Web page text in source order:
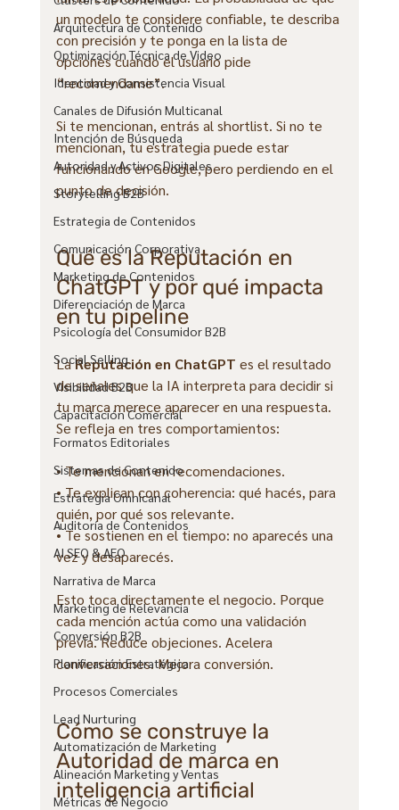
Arquitectura de Contenido
Optimización Técnica de Video
Identidad y Consistencia Visual
Canales de Difusión Multicanal
Intención de Búsqueda
Autoridad y Activos Digitales
Storytelling B2B
Estrategia de Contenidos
Comunicación Corporativa
Marketing de Contenidos
Diferenciación de Marca
Psicología del Consumidor B2B
Social Selling
Visibilidad B2B
Capacitación Comercial
Formatos Editoriales
Sistemas de Contenido
Estrategia Omnicanal
Auditoría de Contenidos
AI SEO & AEO
Narrativa de Marca
Marketing de Relevancia
Conversión B2B
Planificación Estratégica
Procesos Comerciales
Lead Nurturing
Automatización de Marketing
Alineación Marketing y Ventas
Métricas de Negocio
un modelo te considere confiable, te describa
con precisión y te ponga en la lista de
opciones cuando el usuario pide
“recomendame”.
Si te mencionan, entrás al shortlist. Si no te
mencionan, tu estrategia puede estar
funcionando en Google, pero perdiendo en el
punto de decisión.
Qué es la Reputación en
ChatGPT y por qué impacta
en tu pipeline
La Reputación en ChatGPT es el resultado
de señales que la IA interpreta para decidir si
tu marca merece aparecer en una respuesta.
Se refleja en tres comportamientos:
• Te mencionan en recomendaciones.
• Te explican con coherencia: qué hacés, para
quién, por qué sos relevante.
• Te sostienen en el tiempo: no aparecés una
vez y desaparecés.
Esto toca directamente el negocio. Porque
cada mención actúa como una validación
previa. Reduce objeciones. Acelera
conversaciones. Mejora conversión.
Cómo se construye la
Autoridad de marca en
inteligencia artificial